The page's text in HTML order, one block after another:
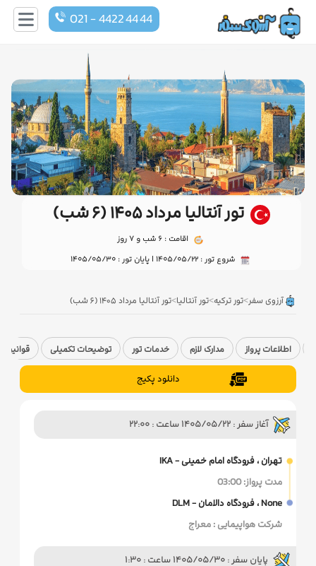
021 - 4422 44 44
تور آنتالیا مرداد ۱۴۰۵ (۶ شب)
اقامت : 6 شب و 7 روز
شروع تور : 1405/05/22 | پایان تور : 1405/05/30
آرزوی سفر>تور ترکیه>تور آنتالیا>تور آنتالیا مرداد ۱۴۰۵ (۶ شب)
اطلاعات پرواز مدارک لازم خدمات تور توضیحات تکمیلی قوانین
دانلود پکیج
آغاز سفر : 1405/05/22 ساعت : 22:00
تهران ، فرودگاه امام خمینی - IKA
مدت پرواز: 03:00
None ، فرودگاه دالامان - DLM
شرکت هواپیمایی : معراج
پایان سفر : 1405/05/30 ساعت : 1:30